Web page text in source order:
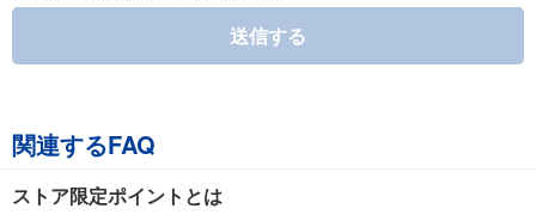
送信する
関連するFAQ
ストア限定ポイントとは